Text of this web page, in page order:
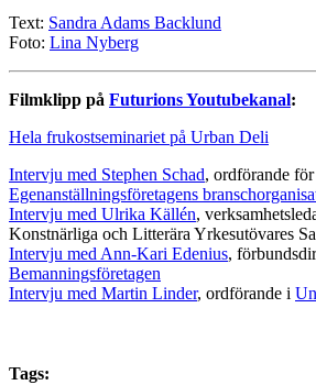
Text: Sandra Adams Backlund
Foto: Lina Nyberg
Filmklipp på Futurions Youtubekanal:
Hela frukostseminariet på Urban Deli
Intervju med Stephen Schad, ordförande för
Egenanställningsföretagens
Intervju med Ulrika Källén,
Konstnärliga och Litterära Yrkesutövares
Intervju med Ann-Kari Edenius,
Bemanningsföretagen
Intervju med Martin Linder, ordförande i
Tags: